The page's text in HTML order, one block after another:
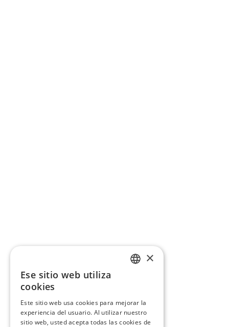
×
Ese sitio web utiliza
cookies
Este sitio web usa cookies para mejorar la
experiencia del usuario. Al utilizar nuestro
sitio web, usted acepta todas las cookies de